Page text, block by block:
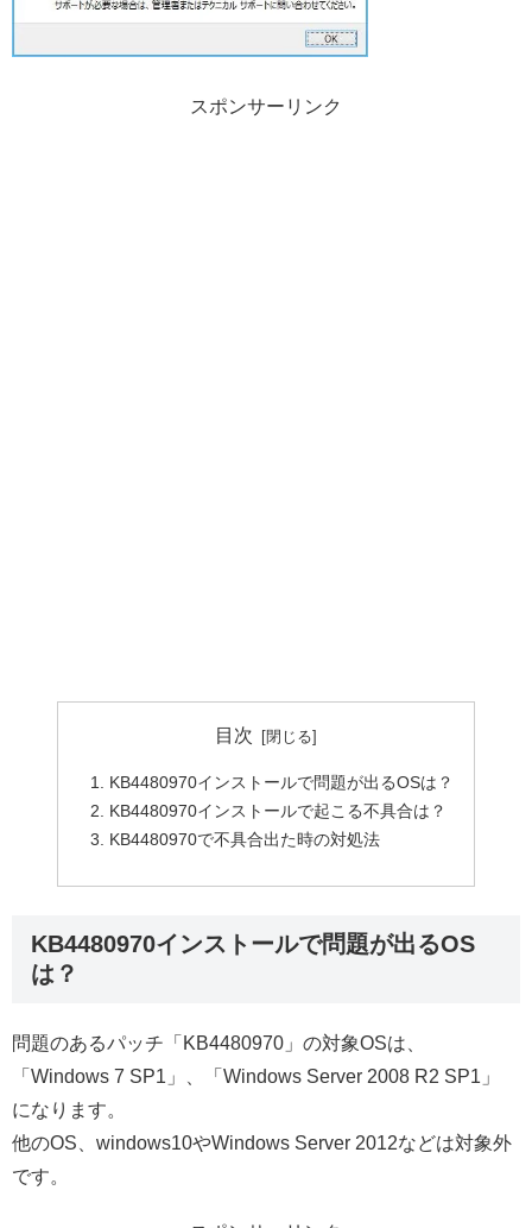
スポンサーリンク
目次
KB4480970インストールで問題が出るOSは？
KB4480970インストールで起こる不具合は？
KB4480970で不具合出た時の対処法
KB4480970インストールで問題が出るOS
は？
問題のあるパッチ「KB4480970」の対象OSは、
「Windows 7 SP1」、「Windows Server 2008 R2 SP1」
になります。
他のOS、windows10やWindows Server 2012などは対象外
です。